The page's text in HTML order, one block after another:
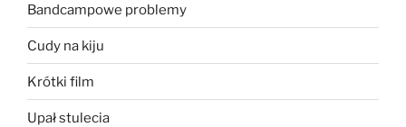
Bandcampowe problemy
Cudy na kiju
Krótki film
Upał stulecia